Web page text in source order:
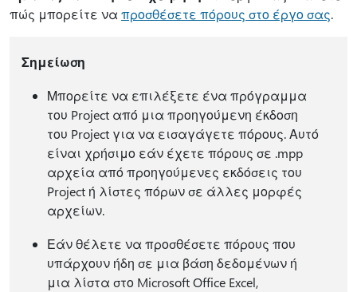
πώς μπορείτε να προσθέσετε πόρους στο έργο σας.
Σημείωση
Μπορείτε να επιλέξετε ένα πρόγραμμα
του Project από μια προηγούμενη έκδοση
του Project για να εισαγάγετε πόρους. Αυτό
είναι χρήσιμο εάν έχετε πόρους σε .mpp
αρχεία από προηγούμενες εκδόσεις του
Project ή λίστες πόρων σε άλλες μορφές
αρχείων.
Εάν θέλετε να προσθέσετε πόρους που
υπάρχουν ήδη σε μια βάση δεδομένων ή
μια λίστα στο Microsoft Office Excel,